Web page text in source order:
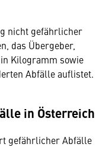
nicht gefährlicher
das Übergeber,
Kilogramm sowie
Abfälle auflistet.
in Österreich
gefährlicher Abfälle